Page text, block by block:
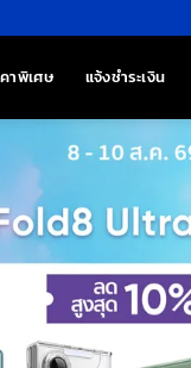
าพิเศษ แจ้งชำระเงิน